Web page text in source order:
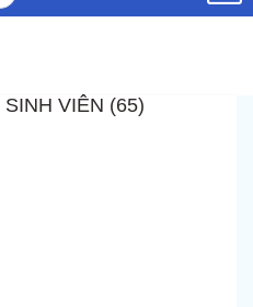
VIÊN (65)